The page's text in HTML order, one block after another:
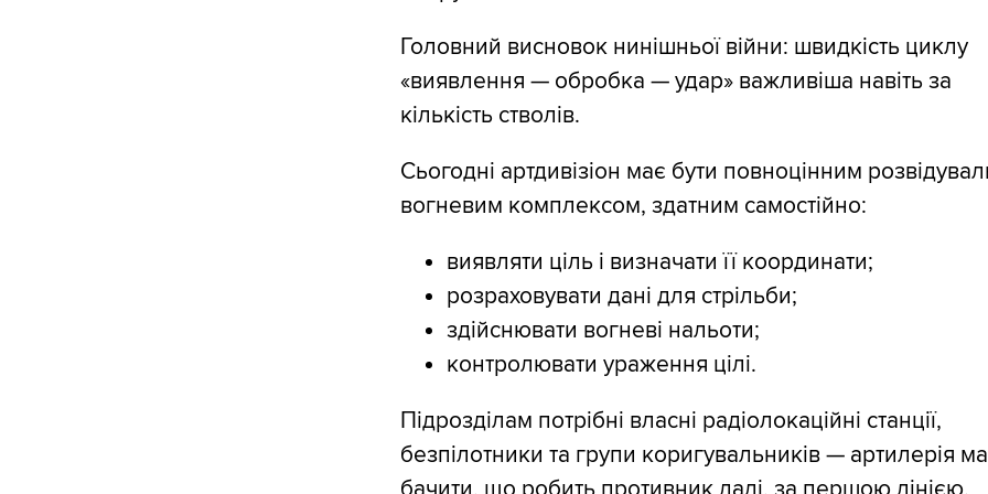
Головний висновок нинішньої війни: швидкість циклу
«виявлення — обробка — удар» важливіша навіть за
кількість стволів.
Сьогодні артдивізіон має бути повноцінним
вогневим комплексом, здатним самостійно:
виявляти ціль і визначати її координати;
розраховувати дані для стрільби;
здійснювати вогневі нальоти;
контролювати ураження цілі.
Підрозділам потрібні власні радіолокаційні станції,
безпілотники та групи коригувальників — артилерія